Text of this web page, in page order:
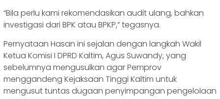
“Bila perlu kami rekomendasikan audit ulang, bahkan
investigasi dari BPK atau BPKP,” tegasnya.
Pernyataan Hasan ini sejalan dengan langkah Wakil
Ketua Komisi I DPRD Kaltim, Agus Suwandy, yang
sebelumnya mengusulkan agar Pemprov
menggandeng Kejaksaan Tinggi Kaltim untuk
mengusut tuntas dugaan penyimpangan pengelolaan